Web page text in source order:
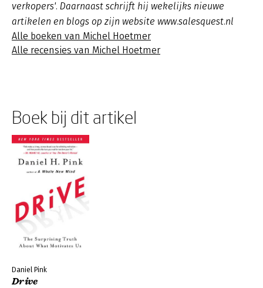
verkopers'. Daarnaast schrijft hij wekelijks nieuwe
artikelen en blogs op zijn website www.salesquest.nl
Alle boeken van Michel Hoetmer
Alle recensies van Michel Hoetmer
Boek bij dit artikel
Daniel Pink
Drive